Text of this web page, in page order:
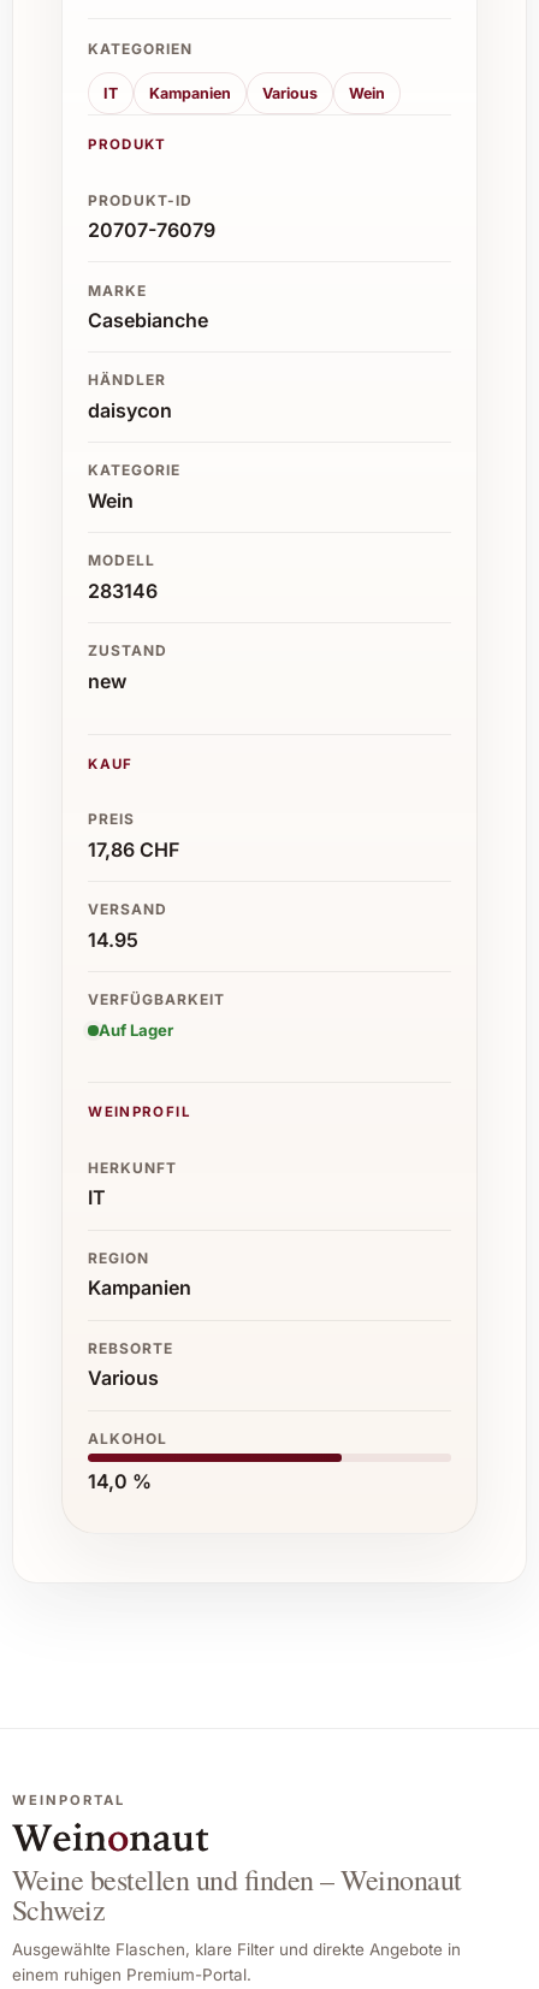
KATEGORIEN
IT Kampanien Various Wein
PRODUKT
PRODUKT-ID
20707-76079
MARKE
Casebianche
HÄNDLER
daisycon
KATEGORIE
Wein
MODELL
283146
ZUSTAND
new
KAUF
PREIS
17,86 CHF
VERSAND
14.95
VERFÜGBARKEIT
Auf Lager
WEINPROFIL
HERKUNFT
IT
REGION
Kampanien
REBSORTE
Various
ALKOHOL
14,0 %
WEINPORTAL
Weine bestellen und finden – Weinonaut
Schweiz
Ausgewählte Flaschen, klare Filter und direkte Angebote in
einem ruhigen Premium-Portal.